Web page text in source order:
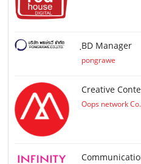
ฺBD Manager
pongrawe
Creative
Oops network